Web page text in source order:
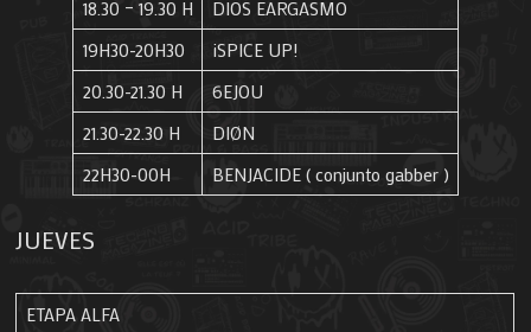
18.30 – 19.30 H
DIOS EARGASMO
19H30-20H30
¡SPICE UP!
20.30-21.30 H
6EJOU
21.30-22.30 H
DIØN
22H30-00H
BENJACIDE ( conjunto gabber )
JUEVES
ETAPA ALFA